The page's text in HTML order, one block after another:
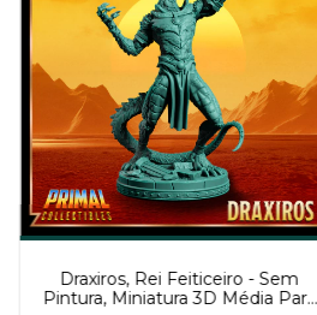
Draxiros, Rei Feiticeiro - Sem
Pintura, Miniatura 3D Média Para